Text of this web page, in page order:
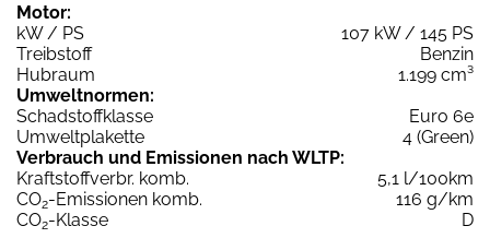
Motor:
kW / PS
107 kW / 145 PS
Treibstoff
Benzin
Hubraum
1.199 cm³
Umweltnormen:
Schadstoffklasse
Euro 6e
Umweltplakette
4 (Green)
Verbrauch und Emissionen nach WLTP:
Kraftstoffverbr. komb.
5,1 l/100km
CO2-Emissionen komb.
116 g/km
CO2-Klasse
D